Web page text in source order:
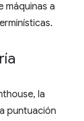
máquinas a
la
puntuación